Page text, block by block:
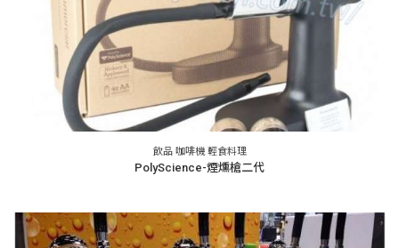
飲品 咖啡機 輕食料理
PolyScience-煙燻槍二代